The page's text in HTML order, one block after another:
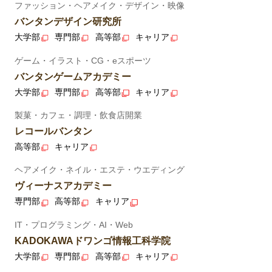
ファッション・ヘアメイク・デザイン・映像
バンタンデザイン研究所
大学部 専門部 高等部 キャリア
ゲーム・イラスト・CG・eスポーツ
バンタンゲームアカデミー
大学部 専門部 高等部 キャリア
製菓・カフェ・調理・飲食店開業
レコールバンタン
高等部 キャリア
ヘアメイク・ネイル・エステ・ウエディング
ヴィーナスアカデミー
専門部 高等部 キャリア
IT・プログラミング・AI・Web
KADOKAWAドワンゴ情報工科学院
大学部 専門部 高等部 キャリア